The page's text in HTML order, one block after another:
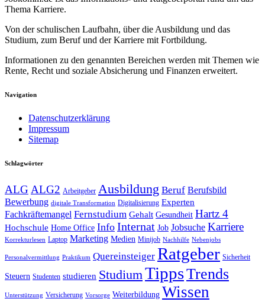
Thema Karriere.
Von der schulischen Laufbahn, über die Ausbildung und das
Studium, zum Beruf und der Karriere mit Fortbildung.
Informationen zu den genannten Bereichen werden mit Themen wie
Rente, Recht und soziale Absicherung und Finanzen erweitert.
Navigation
Datenschutzerklärung
Impressum
Sitemap
Schlagwörter
ALG ALG2 Arbeitgeber Ausbildung Beruf Berufsbild
Bewerbung digitale Transformation Digitalisierung Experten
Fachkräftemangel Fernstudium Gehalt Gesundheit Hartz 4
Hochschule Home Office Info Internat Job Jobsuche Karriere
Korrekturlesen Laptop Marketing Medien Minijob Nachhilfe Nebenjobs
Personalvermittlung Praktikum Quereinsteiger Ratgeber Sicherheit
Steuern Studenten studieren StudiumTippsTrends
Unterstützung Versicherung Vorsorge Weiterbildung Wissen